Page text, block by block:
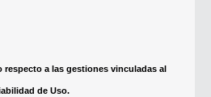
a las gestiones vinculadas al
de Uso.